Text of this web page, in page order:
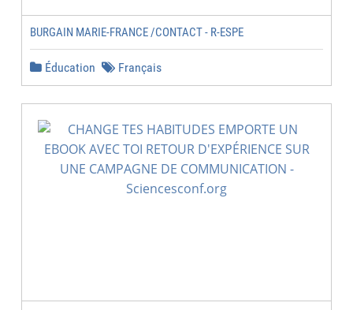
BURGAIN MARIE-FRANCE /CONTACT - R-ESPE
Éducation Français